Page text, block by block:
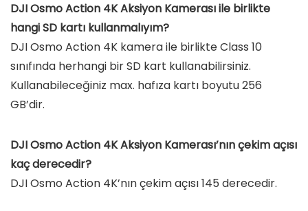
DJI Osmo Action 4K Aksiyon Kamerası ile birlikte
hangi SD kartı kullanmalıyım?
DJI Osmo Action 4K kamera ile birlikte Class 10
sınıfında herhangi bir SD kart kullanabilirsiniz.
Kullanabileceğiniz max. hafıza kartı boyutu 256
GB’dir.
DJI Osmo Action 4K Aksiyon Kamerası’nın çekim açısı
kaç derecedir?
DJI Osmo Action 4K’nın çekim açısı 145 derecedir.